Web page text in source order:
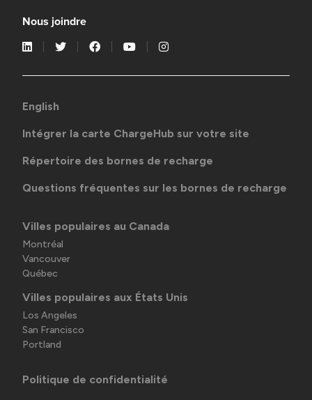
Nous joindre
English
Intégrer la carte ChargeHub sur votre site
Répertoire des bornes de recharge
Questions fréquentes sur les bornes de recharge
Villes populaires au Canada
Montréal
Vancouver
Québec
Villes populaires aux États Unis
Los Angeles
San Francisco
Portland
Politique de confidentialité